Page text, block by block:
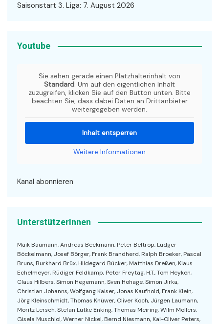
Saisonstart 3. Liga: 7. August 2026
Youtube
Sie sehen gerade einen Platzhalterinhalt von
Standard. Um auf den eigentlichen Inhalt
zuzugreifen, klicken Sie auf den Button unten. Bitte
beachten Sie, dass dabei Daten an Drittanbieter
weitergegeben werden.
Inhalt entsperren
Weitere Informationen
Kanal abonnieren
UnterstützerInnen
Maik Baumann, Andreas Beckmann, Peter Beltrop, Ludger
Böckelmann, Josef Börger, Frank Brandherd, Ralph Broeker, Pascal
Bruns, Burkhard Brüx, Hildegard Bücker, Matthias Dreßen, Klaus
Echelmeyer, Rüdiger Feldkamp, Peter Freytag, H.T., Tom Heyken,
Claus Hilbers, Simon Hegemann, Sven Hohage, Simon Jirka,
Christian Johanns, Wolfgang Kaiser, Jonas Kaufhold, Frank Klein,
Jörg Kleinschmidt, Thomas Knüwer, Oliver Koch, Jürgen Laumann,
Moritz Lersch, Stefan Lütke Enking, Thomas Meiring, Wilm Möllers,
Gisela Muschiol, Werner Nickel, Bernd Niesmann, Kai-Oliver Peters,